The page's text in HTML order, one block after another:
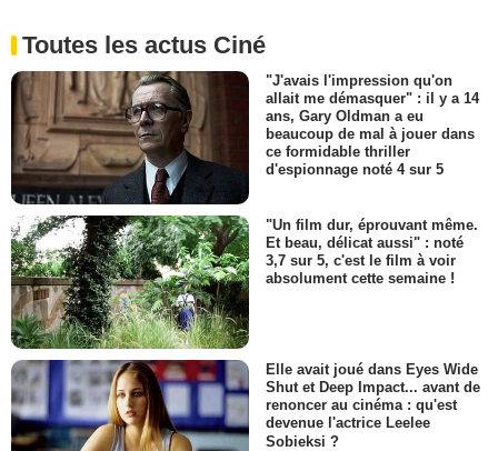
Toutes les actus Ciné
"J'avais l'impression qu'on
allait me démasquer" : il y a 14
ans, Gary Oldman a eu
beaucoup de mal à jouer dans
ce formidable thriller
d'espionnage noté 4 sur 5
"Un film dur, éprouvant même.
Et beau, délicat aussi" : noté
3,7 sur 5, c'est le film à voir
absolument cette semaine !
Elle avait joué dans Eyes Wide
Shut et Deep Impact... avant de
renoncer au cinéma : qu'est
devenue l'actrice Leelee
Sobieksi ?